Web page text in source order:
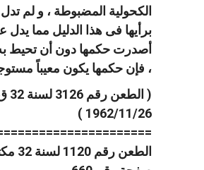
الكحولية المضبوطة ، و لم
برأيها فى هذا الدليل مما يدل
أصدرت حكمها دون أن تحيط
، فإن حكمها يكون معيباً
(
1962/11/26 )